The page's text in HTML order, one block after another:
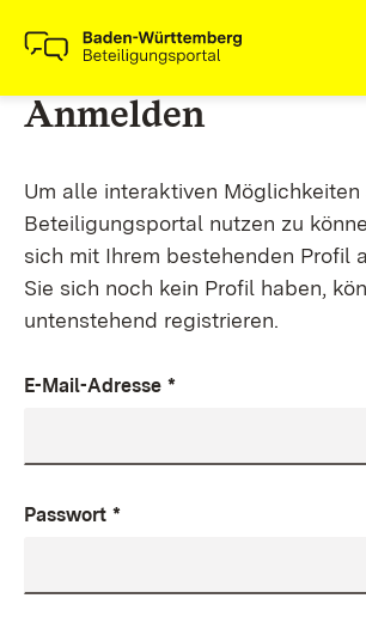
Anmelden
Um alle interaktiven Möglichkeiten
Beteiligungsportal nutzen zu
sich mit Ihrem bestehenden Profil
Sie sich noch kein Profil haben,
untenstehend registrieren.
E-Mail-Adresse *
Passwort *